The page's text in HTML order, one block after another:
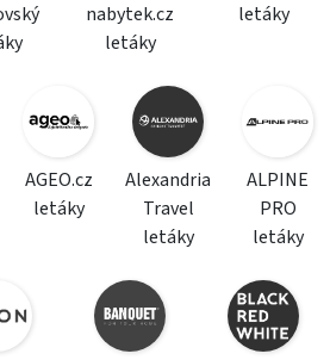
nabytek.cz
letáky
letáky
AGEO.cz
letáky
Alexandria
Travel
letáky
ALPINE
PRO
letáky